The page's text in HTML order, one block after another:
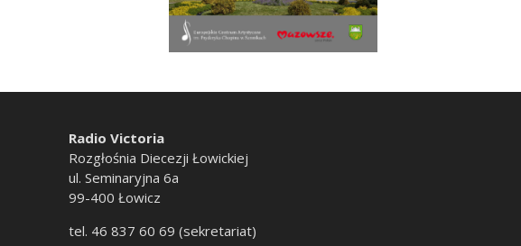
Radio Victoria
Rozgłośnia Diecezji Łowickiej
ul. Seminaryjna 6a
99-400 Łowicz
tel. 46 837 60 69 (sekretariat)